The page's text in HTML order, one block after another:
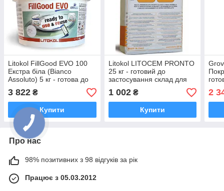
Litokol FillGood EVO 100
Екстра біла (Bianco
Assoluto) 5 кг - готова до
застосування
поліуретанова затирка
3 822 ₴
Купити
Litokol LITOCEM PRONTO
25 кг - готовий до
застосування склад для
виконання
швидковисихаючих
стяжок( LTCPNT0025
1 002₴
Купити
2
Про нас
98% позитивних з 98 відгуків за рік
Працює з 05.03.2012